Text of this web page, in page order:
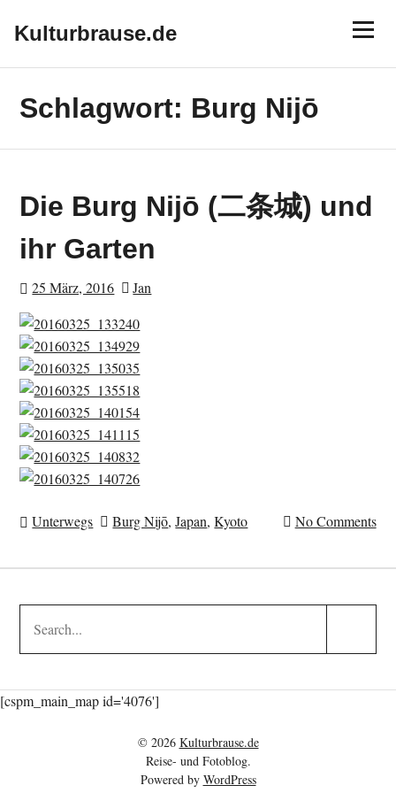
Kulturbrause.de Menu
Schlagwort: Burg Nijō
Die Burg Nijō (二条城) und
ihr Garten
25 März, 2016 Jan
Unterwegs Burg Nijō,Japan,Kyoto No Comments
Search
for:
Submit
[cspm_main_map id='4076']
© 2026 Kulturbrause.de
Reise- und Fotoblog.
Powered by WordPress